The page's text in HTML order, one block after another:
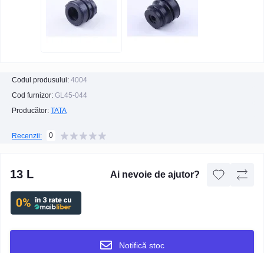
Codul produsului: 4004
Cod furnizor: GL45-044
Producător: TATA
Recenzii: 0
13 L Ai nevoie de ajutor?
Notifică stoc